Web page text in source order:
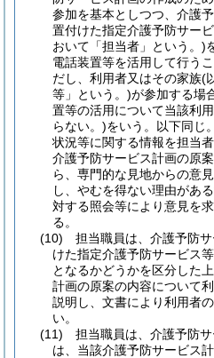
参加を基本としつつ、介護
置付けた指定介護予防サー
おいて「担当者」という。)
電話装置等を活用して行う
だし、利用者又はその家族(
等」という。)が参加する場
置等の活用について当該利
らない。)をいう。以下同じ
状況等に関する情報を担当
介護予防サービス計画の原
ら、専門的な見地からの意
し、やむを得ない理由があ
対する照会等により意見を
る。
(10)
担当職員は、介護予防
けた指定介護予防サービス
となるかどうかを区分した
計画の原案の内容について
説明し、文書により利用者
い。
(11)
担当職員は、介護予防
は、当該介護予防サービス